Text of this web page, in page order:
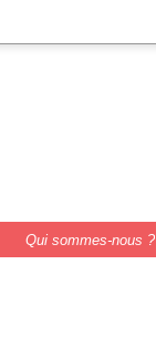
Qui sommes-nous ?